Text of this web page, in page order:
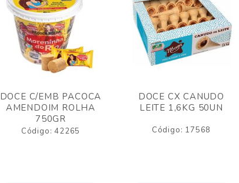
DOCE C/EMB PACOCA
AMENDOIM ROLHA
750GR
Código: 42265
DOCE CX CANUDO
LEITE 1,6KG 50UN
Código: 17568